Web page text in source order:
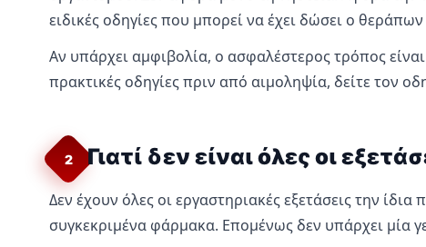
ειδικές οδηγίες που μπορεί να έχει δώσει ο θεράπων
Αν υπάρχει αμφιβολία, ο ασφαλέστερος τρόπος
πρακτικές οδηγίες πριν από αιμοληψία, δείτε τον
2 Γιατί δεν είναι όλες οι
Δεν έχουν όλες οι εργαστηριακές εξετάσεις την
συγκεκριμένα φάρμακα. Επομένως δεν υπάρχει μία